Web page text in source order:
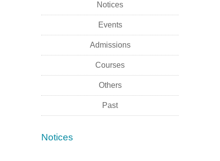
Notices
Events
Admissions
Courses
Others
Past
Notices